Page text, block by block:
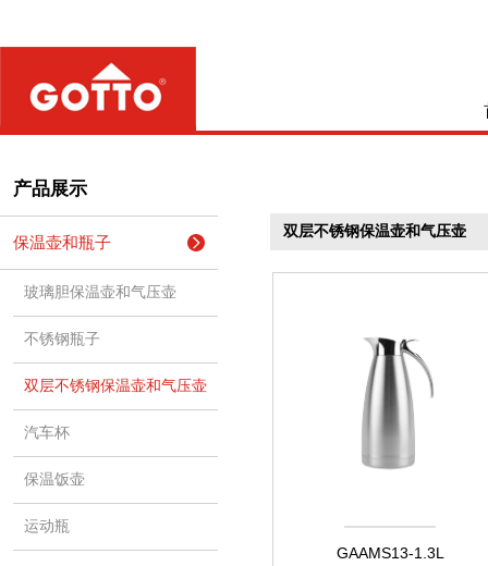
产品展示
保温壶和瓶子
玻璃胆保温壶和气压壶
不锈钢瓶子
双层不锈钢保温壶和气压壶
汽车杯
保温饭壶
运动瓶
双层不锈钢保温壶和气压壶
GAAMS13-1.3L